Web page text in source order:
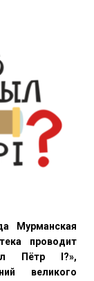
Мурманская
проводит
Пётр I?»,
великого